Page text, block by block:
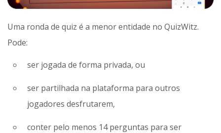
Uma ronda de quiz é a menor entidade no QuizWitz.
Pode:
ser jogada de forma privada, ou
ser partilhada na plataforma para outros
jogadores desfrutarem,
conter pelo menos 14 perguntas para ser